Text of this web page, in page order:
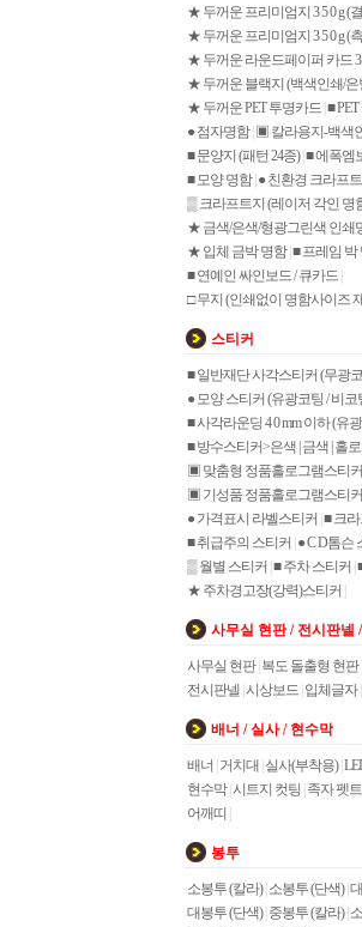
★ 두꺼운 프리미엄지 3 5 0 g (
★ 두꺼운 프리미엄지 3 5 0 g (
★ 두꺼운 라운드페이퍼 카드 3
★ 두꺼운 블랙지 (백색인쇄/은
★ 두꺼운 PET 투명카드 ■
● 점자명함| ▣ 칼라용지-백색
■ 문양지 (패턴 24종)| ■ 에폭엠
■ 모양 명함| ● 친환경 크라프트
▒ 크라프트지 (레이저 각인 명
★ 금색/은색/형광그린색 인쇄
★ 입체 금박 명함| ■ 프레임 박
■ 연예인 싸인보드 / 큐카드
□ 무지 (인쇄없이 명함사이즈
스티커
■ 일반재단 사각스티커 (무광
● 모양 스티커 (유광코팅 / 비코
■ 사각라운딩 4 0 mm 이하 (유
■ 방수스티커>은색 | 금색 | 홀
▣ 맞춤형 정품홀로그램스티커
▣ 기성품 정품홀로그램스티커
● 가격표시 라벨스티커 ■ 크
■ 취급주의 스티커 ● C D톰슨
▒ 월별 스티커 ■ 주차 스티커
★ 주차경고장(강력)스티커
사무실 현판 / 전시판넬
사무실 현판| 복도 돌출형 현판|
전시판넬 시상보드 입체글자|
배너 / 실사 / 현수막
배너 거치대 실사(부착용)|
현수막| 시트지 컷팅 족자 펫트
어깨띠
봉투
소봉투 (칼라)| 소봉투 (단색)|
대봉투 (단색)| 중봉투 (칼라)|